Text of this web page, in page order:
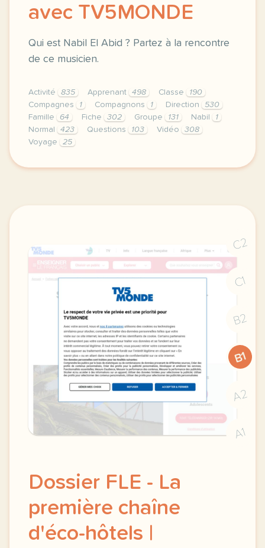
avec TV5MONDE
Qui est Nabil El Abid ? Partez à la rencontre
de ce musicien.
Activité 835 Apprenant 498 Classe
190
Compagnes
1 Compagnons 1 Direction
530
Famille
64 Fiche 302 Groupe 131 Nabil
1
Normal
423 Questions 103 Vidéo
308
Voyage
25
didomi host didomi components button cursor
C2
C1
B2
B1
A2
A1
Dossier FLE - La
première chaîne
d'éco-hôtels |